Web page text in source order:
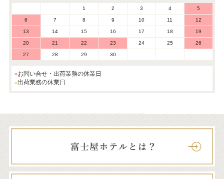
1 2 3 4 5
6 7 8 9 10 11 12
13 14 15 16 17 18 19
20 21 22 23 24 25 26
27 28 29 30
お問い合せ・出荷業務の休業日
出荷業務の休業日